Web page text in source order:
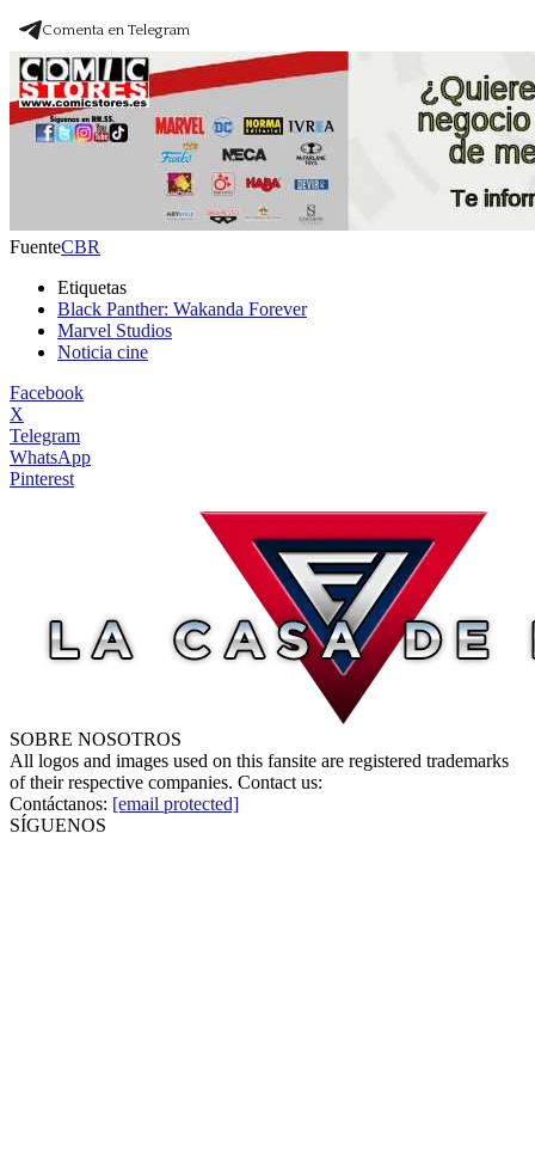
Comenta en Telegram
FuenteCBR
Etiquetas
Black Panther: Wakanda Forever
Marvel Studios
Noticia cine
Facebook
X
Telegram
WhatsApp
Pinterest
SOBRE NOSOTROS
All logos and images used on this fansite are registered trademarks
of their respective companies. Contact us:
Contáctanos: [email protected]
SÍGUENOS